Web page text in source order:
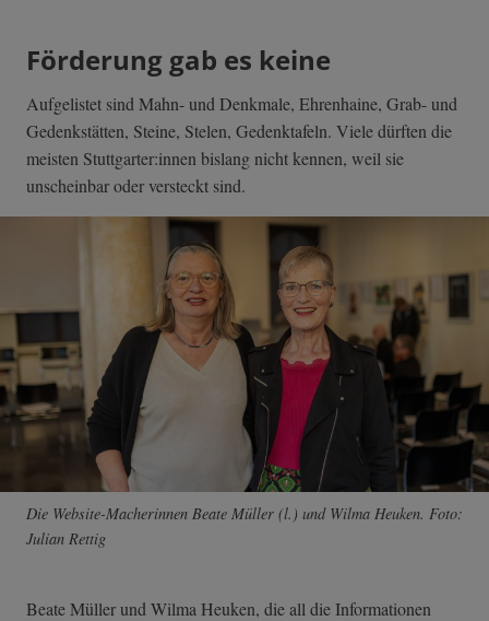
Förderung gab es keine
Aufgelistet sind Mahn- und Denkmale, Ehrenhaine, Grab- und
Gedenkstätten, Steine, Stelen, Gedenktafeln. Viele dürften die
meisten Stuttgarter:innen bislang nicht kennen, weil sie
unscheinbar oder versteckt sind.
Die Website-Macherinnen Beate Müller (l.) und Wilma Heuken. Foto:
Julian Rettig
Beate Müller und Wilma Heuken, die all die Informationen